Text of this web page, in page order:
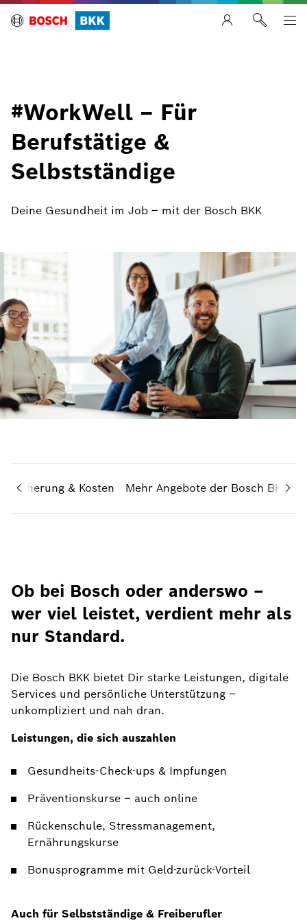
#WorkWell – Für
Berufstätige &
Selbstständige
Deine Gesundheit im Job – mit der Bosch BKK
& Kosten Mehr Angebote der Bosch BKK
Ob bei Bosch oder anderswo –
wer viel leistet, verdient mehr als
nur Standard.
Die Bosch BKK bietet Dir starke Leistungen, digitale
Services und persönliche Unterstützung –
unkompliziert und nah dran.
Leistungen, die sich auszahlen
Gesundheits-Check-ups & Impfungen
Präventionskurse – auch online
Rückenschule, Stressmanagement,
Ernährungskurse
Bonusprogramme mit Geld-zurück-Vorteil
Auch für Selbstständige & Freiberufler